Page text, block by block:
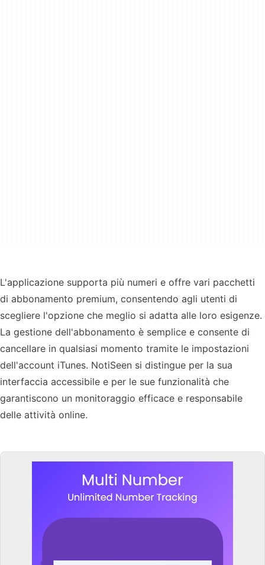
L'applicazione supporta più numeri e offre vari pacchetti
di abbonamento premium, consentendo agli utenti di
scegliere l'opzione che meglio si adatta alle loro esigenze.
La gestione dell'abbonamento è semplice e consente di
cancellare in qualsiasi momento tramite le impostazioni
dell'account iTunes. NotiSeen si distingue per la sua
interfaccia accessibile e per le sue funzionalità che
garantiscono un monitoraggio efficace e responsabile
delle attività online.